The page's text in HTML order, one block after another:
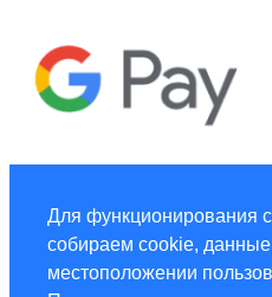
Для функционирования
собираем cookie,
местоположении
Global Marketing
Услуги по маркетингу и